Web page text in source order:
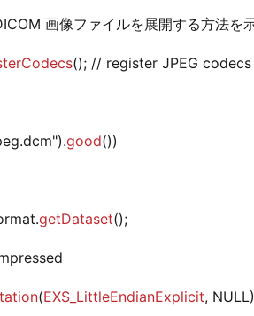
画像ファイルを展開する方法を
(); // register JPEG codecs
good())
getDataset();
(EXS_LittleEndianExplicit,